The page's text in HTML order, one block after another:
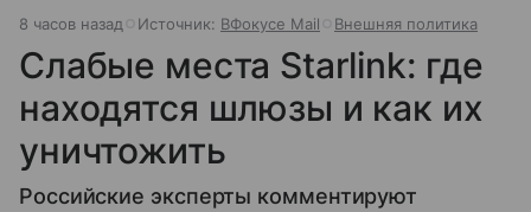
8 часов назад Источник: ВФокусе Mail Внешняя политика
Слабые места Starlink: где
находятся шлюзы и как их
уничтожить
Российские эксперты комментируют